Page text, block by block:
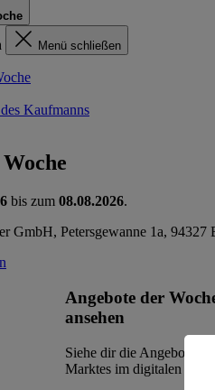
Menü schließen
Kaufmanns
bis zum 08.08.2026.
GmbH, Petersgewanne 1a, 94327
Angebote der
ansehen
Siehe dir die Angebote
Marktes im digitalen